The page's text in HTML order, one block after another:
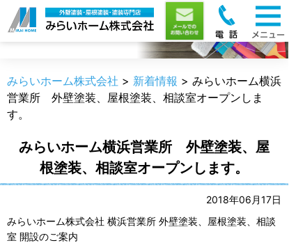
新着情報
みらいホーム株式会社 > 新着情報 > みらいホーム横浜
営業所 外壁塗装、屋根塗装、相談室オープンしま
す。
みらいホーム横浜営業所 外壁塗装、屋
根塗装、相談室オープンします。
2018年06月17日
みらいホーム株式会社 横浜営業所 外壁塗装、屋根塗装、相談
室 開設のご案内